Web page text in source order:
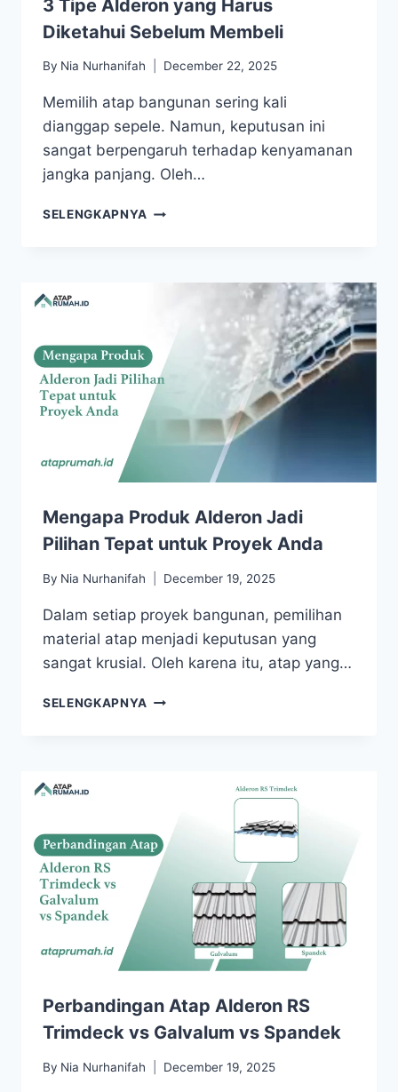
3 Tipe Alderon yang Harus
Diketahui Sebelum Membeli
By Nia Nurhanifah December 22, 2025
Memilih atap bangunan sering kali
dianggap sepele. Namun, keputusan ini
sangat berpengaruh terhadap kenyamanan
jangka panjang. Oleh…
SELENGKAPNYA
Mengapa Produk Alderon Jadi
Pilihan Tepat untuk Proyek Anda
By Nia Nurhanifah December 19, 2025
Dalam setiap proyek bangunan, pemilihan
material atap menjadi keputusan yang
sangat krusial. Oleh karena itu, atap yang…
SELENGKAPNYA
Perbandingan Atap Alderon RS
Trimdeck vs Galvalum vs Spandek
By Nia Nurhanifah December 19, 2025